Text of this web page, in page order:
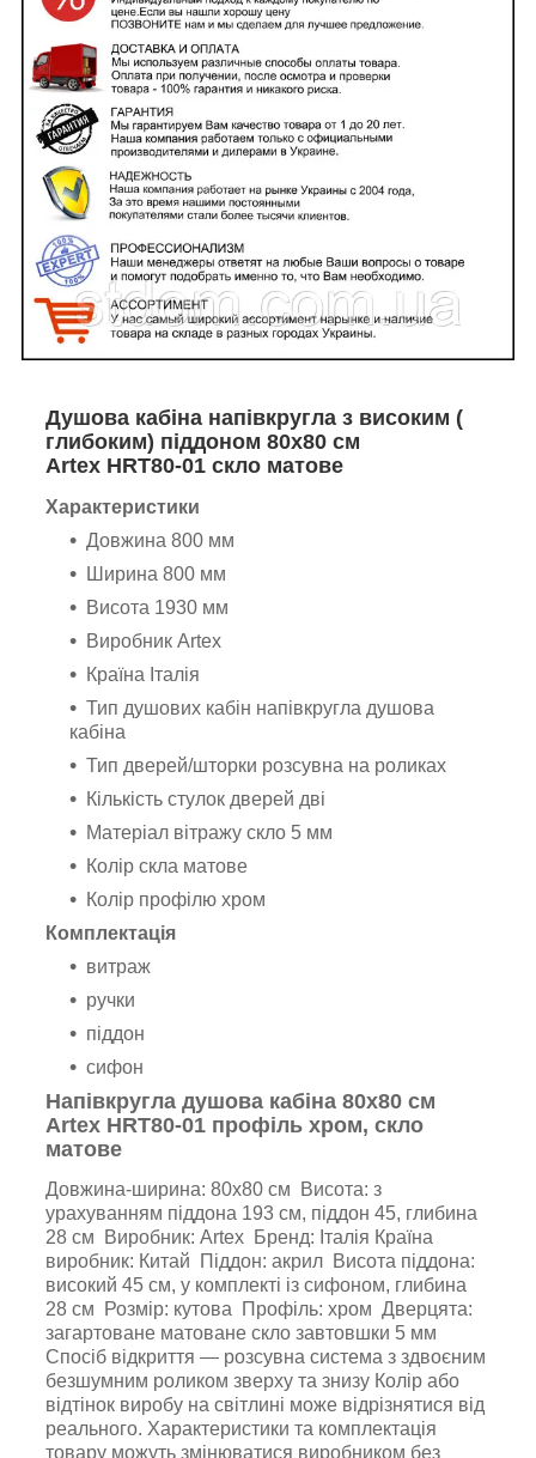
Душова кабіна напівкругла з високим (
глибоким) піддоном 80х80 см
Artex HRT80-01 скло матове
Характеристики
Довжина 800 мм
Ширина 800 мм
Висота 1930 мм
Виробник Artex
Країна Італія
Тип душових кабін напівкругла душова
кабіна
Тип дверей/шторки розсувна на роликах
Кількість стулок дверей дві
Матеріал вітражу скло 5 мм
Колір скла матове
Колір профілю хром
Комплектація
витраж
ручки
піддон
сифон
Напівкругла душова кабіна 80х80 см
Artex HRT80-01 профіль хром, скло
матове
Довжина-ширина: 80х80 см Висота: з
урахуванням піддона 193 см, піддон 45, глибина
28 см Виробник: Artex Бренд: Італія Країна
виробник: Китай Піддон: акрил Висота піддона:
високий 45 см, у комплекті із сифоном, глибина
28 см Розмір: кутова Профіль: хром Дверцята:
загартоване матоване скло завтовшки 5 мм
Спосіб відкриття — розсувна система з здвоєним
безшумним роликом зверху та знизу Колір або
відтінок виробу на світлині може відрізнятися від
реального. Характеристики та комплектація
товару можуть змінюватися виробником без